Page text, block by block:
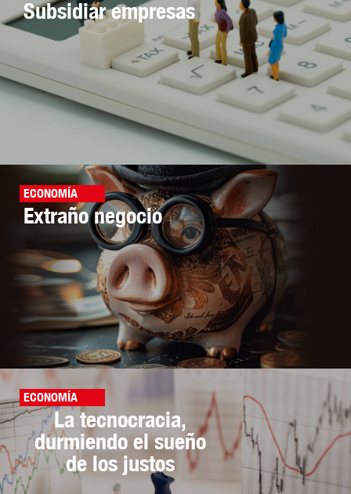
Subsidiar empresas
ECONOMÍA
Extraño negocio
ECONOMÍA
La tecnocracia,
durmiendo el sueño
de los justos